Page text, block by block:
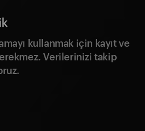
kullanmak için kayıt ve
Verilerinizi takip